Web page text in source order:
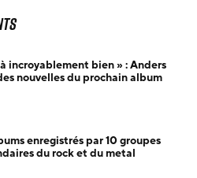
incroyablement bien » : Anders
nouvelles du prochain album
enregistrés par 10 groupes
du rock et du metal